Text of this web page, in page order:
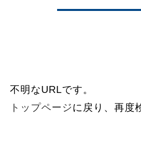
不明なURLです。
トップページに戻り、再度